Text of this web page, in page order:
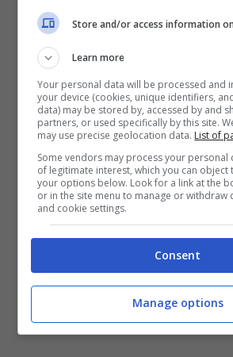
condizioni
alla Continassa per capire a che
recuperi per i
biancoenri sul terreno di gioco.
Milan Juve:
Chiesa in forte
Store and/or access information
Learn more
Your personal data will be processed and
your device (cookies, unique identifiers,
data) may be stored by, accessed by and
partners, or used specifically by this site.
may use precise geolocation data. List of
Some vendors may process your personal
of legitimate interest, which you can object
your options below. Look for a link at the
or in the site menu to manage or withdraw
and cookie settings.
Consent
Manage options